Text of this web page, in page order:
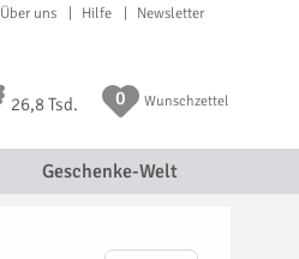
Über uns Hilfe Newsletter
26,8 Tsd. 0 Wunschzettel
Geschenke-Welt